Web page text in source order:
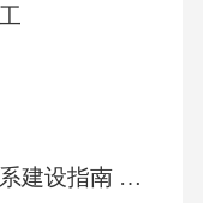
信息通信行业技术标准体系建设指南 （2025-2027）